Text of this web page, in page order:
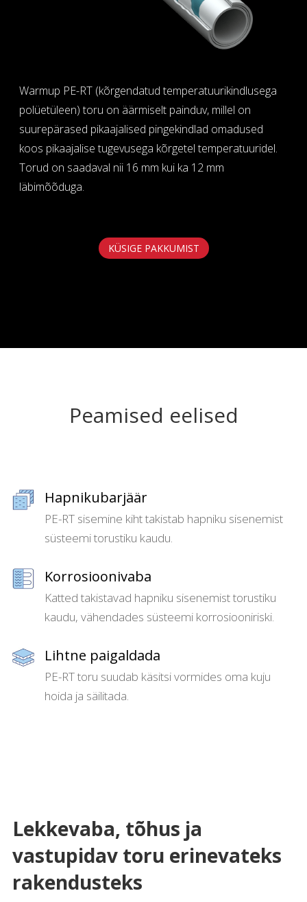
Warmup PE-RT (kõrgendatud temperatuurikindlusega
polüetüleen) toru on äärmiselt painduv, millel on
suurepärased pikaajalised pingekindlad omadused
koos pikaajalise tugevusega kõrgetel temperatuuridel.
Torud on saadaval nii 16 mm kui ka 12 mm
läbimõõduga.
KÜSIGE PAKKUMIST
Peamised eelised
Hapnikubarjäär
PE-RT sisemine kiht takistab hapniku sisenemist
süsteemi torustiku kaudu.
Korrosioonivaba
Katted takistavad hapniku sisenemist torustiku
kaudu, vähendades süsteemi korrosiooniriski.
Lihtne paigaldada
PE-RT toru suudab käsitsi vormides oma kuju
hoida ja säilitada.
Lekkevaba, tõhus ja
vastupidav toru erinevateks
rakendusteks